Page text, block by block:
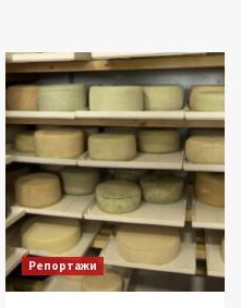
Репортажи